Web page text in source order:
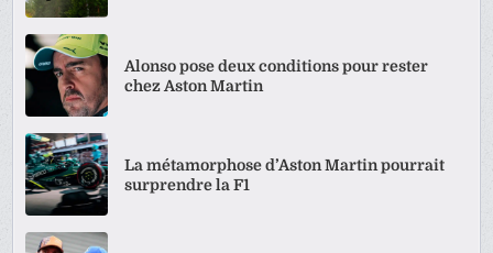
Alonso pose deux conditions pour rester
chez Aston Martin
La métamorphose d’Aston Martin pourrait
surprendre la F1